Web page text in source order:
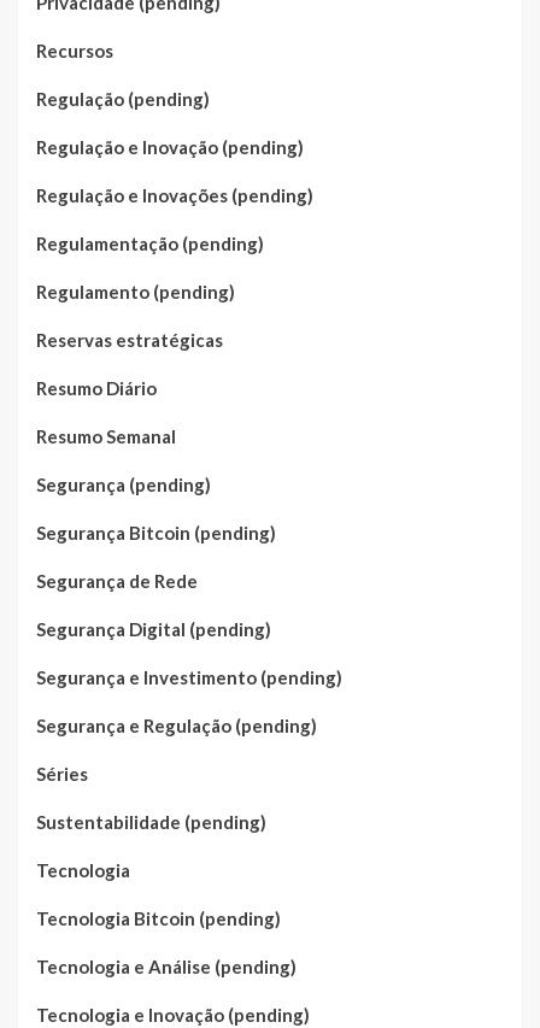
Recursos
Regulação (pending)
Regulação e Inovação (pending)
Regulação e Inovações (pending)
Regulamentação (pending)
Regulamento (pending)
Reservas estratégicas
Resumo Diário
Resumo Semanal
Segurança (pending)
Segurança Bitcoin (pending)
Segurança de Rede
Segurança Digital (pending)
Segurança e Investimento (pending)
Segurança e Regulação (pending)
Séries
Sustentabilidade (pending)
Tecnologia
Tecnologia Bitcoin (pending)
Tecnologia e Análise (pending)
Tecnologia e Inovação (pending)